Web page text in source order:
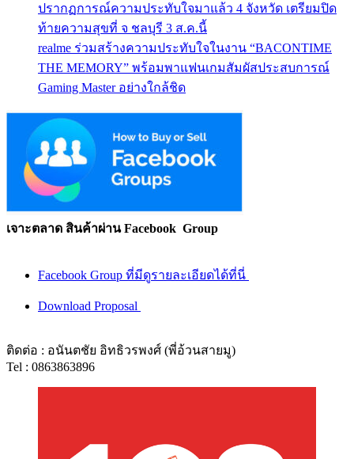
ปรากฏการณ์ความประทับใจมาแล้ว 4 จังหวัด เตรียมปิด
ท้ายความสุขที่ จ ชลบุรี 3 ส.ค.นี้
realme ร่วมสร้างความประทับใจในงาน “BACONTIME
THE MEMORY” พร้อมพาแฟนเกมสัมผัสประสบการณ์
Gaming Master อย่างใกล้ชิด
เจาะตลาด สินค้าผ่าน Facebook Group
Facebook Group ที่มีดูรายละเอียดได้ที่นี่
Download Proposal
ติดต่อ : อนันตชัย อิทธิวรพงศ์ (พี่อ้วนสายมู)
Tel : 0863863896